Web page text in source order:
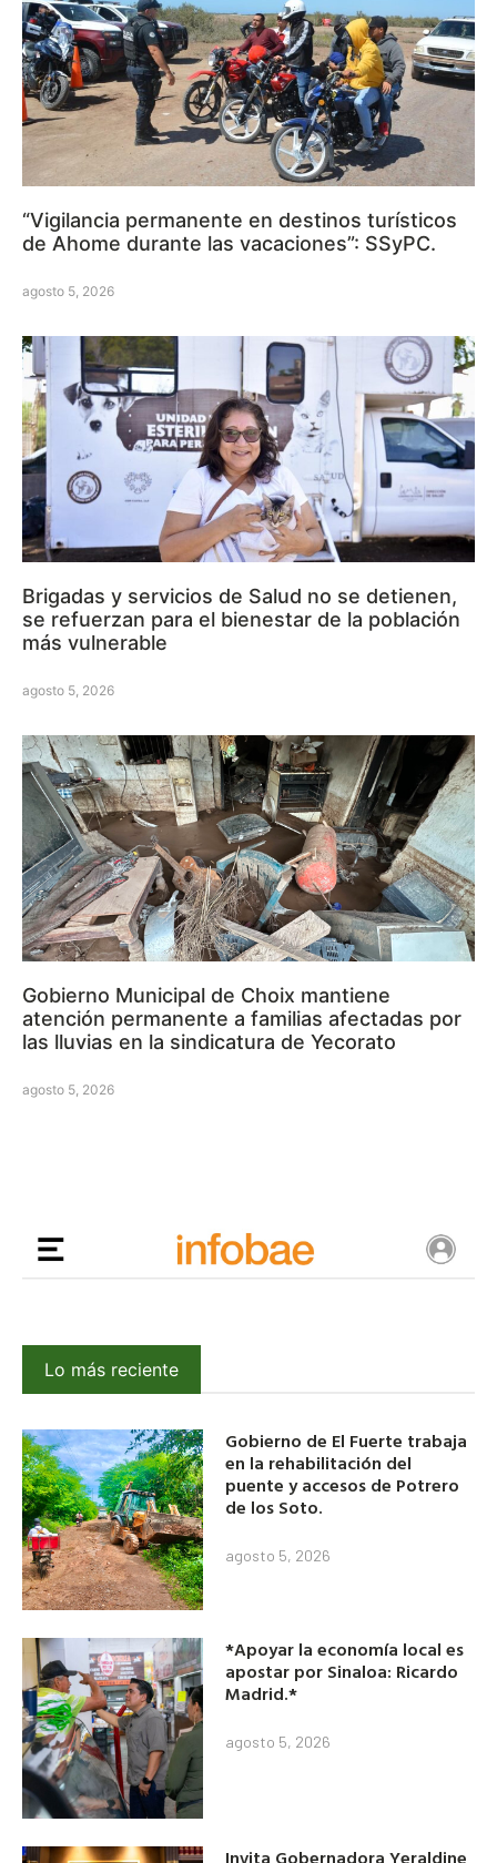
“Vigilancia permanente en destinos turísticos
de Ahome durante las vacaciones”: SSyPC.
agosto 5, 2026
Brigadas y servicios de Salud no se detienen,
se refuerzan para el bienestar de la población
más vulnerable
agosto 5, 2026
Gobierno Municipal de Choix mantiene
atención permanente a familias afectadas por
las lluvias en la sindicatura de Yecorato
agosto 5, 2026
Lo más reciente
Gobierno de El Fuerte trabaja
en la rehabilitación del
puente y accesos de Potrero
de los Soto.
agosto 5, 2026
*Apoyar la economía local es
apostar por Sinaloa: Ricardo
Madrid.*
agosto 5, 2026